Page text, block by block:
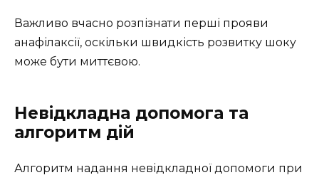
Важливо вчасно розпізнати перші прояви
анафілаксії, оскільки швидкість розвитку шоку
може бути миттєвою.
Невідкладна допомога та
алгоритм дій
Алгоритм надання невідкладної допомоги при